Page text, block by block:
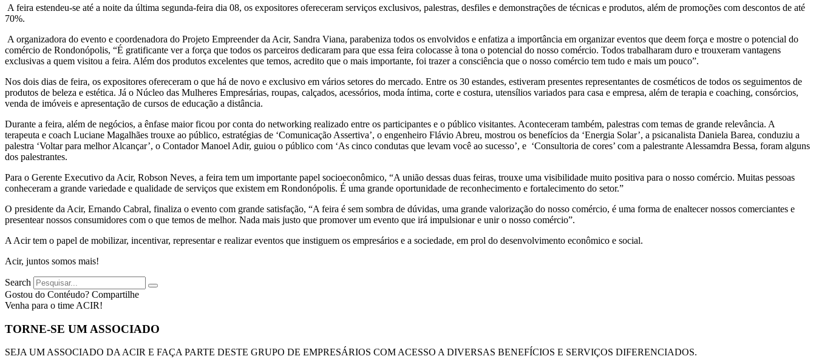
A feira estendeu-se até a noite da última segunda-feira dia 08, os expositores ofereceram serviços exclusivos, palestras, desfiles e demonstrações de técnicas e produtos, além de promoções com descontos de até
70%.
A organizadora do evento e coordenadora do Projeto Empreender da Acir, Sandra Viana, parabeniza todos os envolvidos e enfatiza a importância em organizar eventos que deem força e mostre o potencial do
comércio de Rondonópolis, “É gratificante ver a força que todos os parceiros dedicaram para que essa feira colocasse à tona o potencial do nosso comércio. Todos trabalharam duro e trouxeram vantagens
exclusivas a quem visitou a feira. Além dos produtos excelentes que temos, acredito que o mais importante, foi trazer a consciência que o nosso comércio tem tudo e mais um pouco”.
Nos dois dias de feira, os expositores ofereceram o que há de novo e exclusivo em vários setores do mercado. Entre os 30 estandes, estiveram presentes representantes de cosméticos de todos os seguimentos de
produtos de beleza e estética. Já o Núcleo das Mulheres Empresárias, roupas, calçados, acessórios, moda íntima, corte e costura, utensílios variados para casa e empresa, além de terapia e coaching, consórcios,
venda de imóveis e apresentação de cursos de educação a distância.
Durante a feira, além de negócios, a ênfase maior ficou por conta do networking realizado entre os participantes e o público visitantes. Aconteceram também, palestras com temas de grande relevância. A
terapeuta e coach Luciane Magalhães trouxe ao público, estratégias de ‘Comunicação Assertiva’, o engenheiro Flávio Abreu, mostrou os benefícios da ‘Energia Solar’, a psicanalista Daniela Barea, conduziu a
palestra ‘Voltar para melhor Alcançar’, o Contador Manoel Adir, guiou o público com ‘As cinco condutas que levam você ao sucesso’, e ‘Consultoria de cores’ com a palestrante Alessamdra Bessa, foram alguns
dos palestrantes.
Para o Gerente Executivo da Acir, Robson Neves, a feira tem um importante papel socioeconômico, “A união dessas duas feiras, trouxe uma visibilidade muito positiva para o nosso comércio. Muitas pessoas
conheceram a grande variedade e qualidade de serviços que existem em Rondonópolis. É uma grande oportunidade de reconhecimento e fortalecimento do setor.”
O presidente da Acir, Ernando Cabral, finaliza o evento com grande satisfação, “A feira é sem sombra de dúvidas, uma grande valorização do nosso comércio, é uma forma de enaltecer nossos comerciantes e
presentear nossos consumidores com o que temos de melhor. Nada mais justo que promover um evento que irá impulsionar e unir o nosso comércio”.
A Acir tem o papel de mobilizar, incentivar, representar e realizar eventos que instiguem os empresários e a sociedade, em prol do desenvolvimento econômico e social.
Acir, juntos somos mais!
Search
Gostou do Contéudo? Compartilhe
Venha para o time ACIR!
TORNE-SE UM ASSOCIADO
SEJA UM ASSOCIADO DA ACIR E FAÇA PARTE DESTE GRUPO DE EMPRESÁRIOS COM ACESSO A DIVERSAS BENEFÍCIOS E SERVIÇOS DIFERENCIADOS.